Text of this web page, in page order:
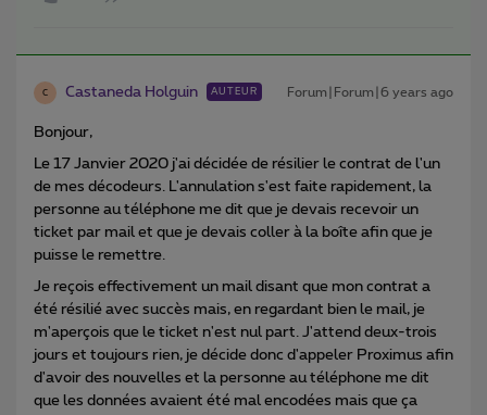
C Castaneda Holguin AUTEUR Forum|Forum|6 years ago
Bonjour,
Le 17 Janvier 2020 j'ai décidée de résilier le contrat de l'un
de mes décodeurs. L'annulation s'est faite rapidement, la
personne au téléphone me dit que je devais recevoir un
ticket par mail et que je devais coller à la boîte afin que je
puisse le remettre.
Je reçois effectivement un mail disant que mon contrat a
été résilié avec succès mais, en regardant bien le mail, je
m'aperçois que le ticket n'est nul part. J'attend deux-trois
jours et toujours rien, je décide donc d'appeler Proximus afin
d'avoir des nouvelles et la personne au téléphone me dit
que les données avaient été mal encodées mais que ça